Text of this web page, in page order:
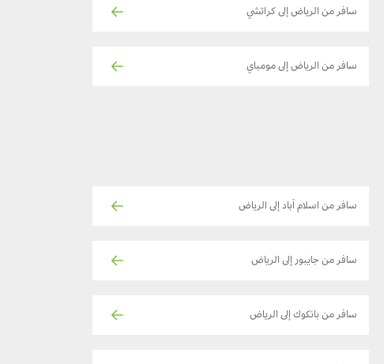
سافر من الرياض إلى كراتشي
سافر من الرياض إلى مومباي
سافر من اسلام آباد إلى الرياض
سافر من جايبور إلى الرياض
سافر من بانكوك إلى الرياض